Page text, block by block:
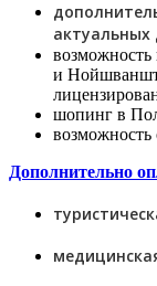
актуальных
возможность
и
шопинг в
возможность
Дополнительно